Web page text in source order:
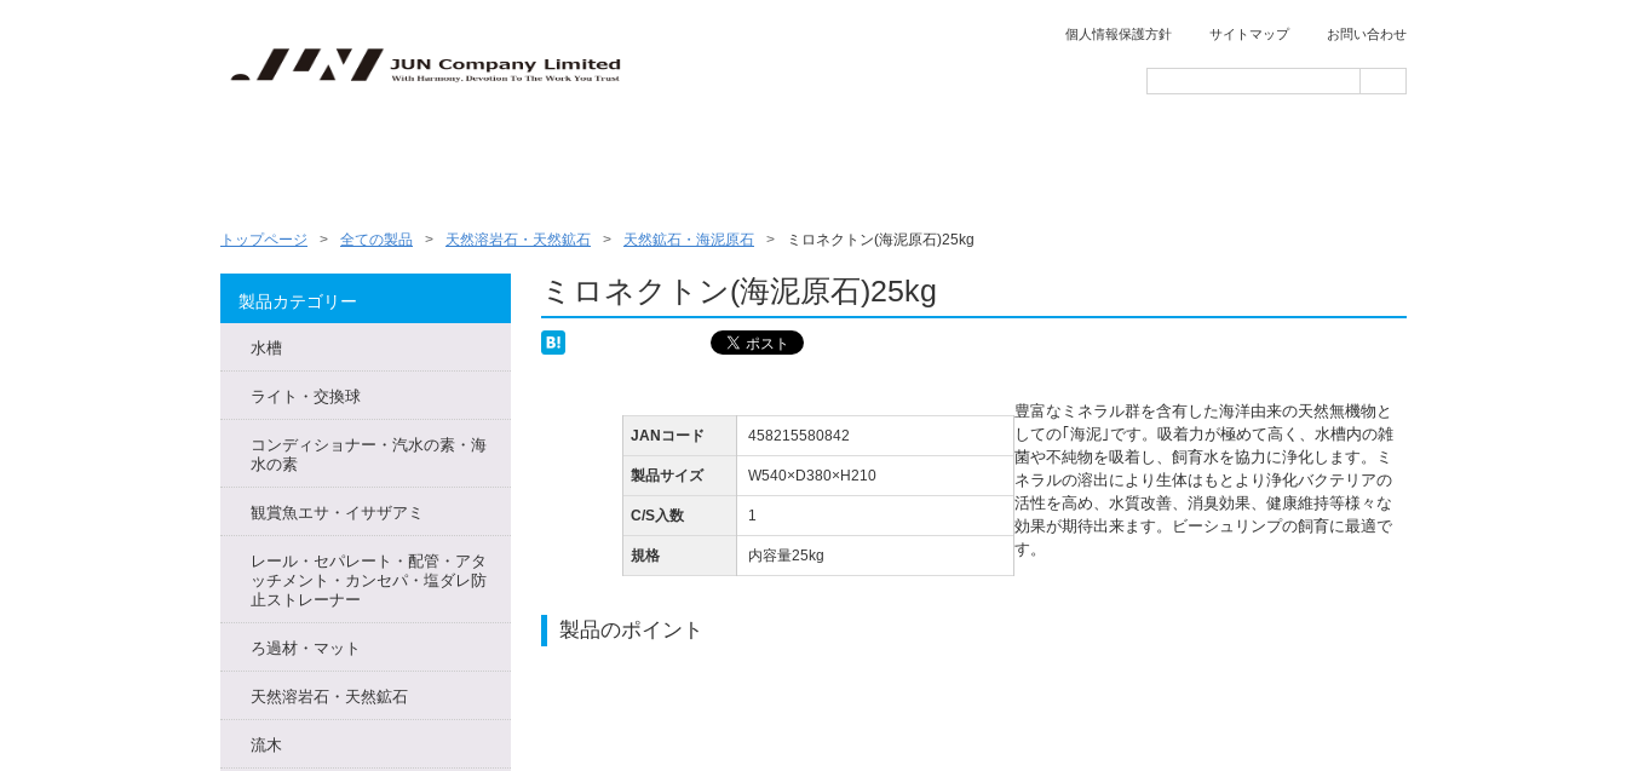
個人情報保護方針 サイトマップ お問い合わせ
トップページ 全ての製品 天然溶岩石・天然鉱石 天然鉱石・海泥原石 ミロネクトン(海泥原石)25kg
ミロネクトン(海泥原石)25kg
豊富なミネラル群を含有した海洋由来の天然無機物と
しての｢海泥｣です。吸着力が極めて高く、水槽内の雑
菌や不純物を吸着し、飼育水を協力に浄化します。ミ
ネラルの溶出により生体はもとより浄化バクテリアの
活性を高め、水質改善、消臭効果、健康維持等様々な
効果が期待出来ます。ビーシュリンプの飼育に最適で
す。
JANコード 458215580842
製品サイズ W540×D380×H210
C/S入数 1
規格 内容量25kg
製品のポイント
製品カテゴリー
水槽
ライト・交換球
コンディショナー・汽水の素・海
水の素
観賞魚エサ・イサザアミ
レール・セパレート・配管・アタ
ッチメント・カンセパ・塩ダレ防
止ストレーナー
ろ過材・マット
天然溶岩石・天然鉱石
流木